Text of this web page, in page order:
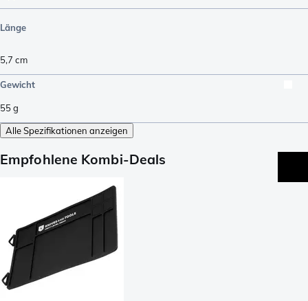
Länge
5,7 cm
Gewicht
55g
Alle Spezifikationen anzeigen
Empfohlene Kombi-Deals